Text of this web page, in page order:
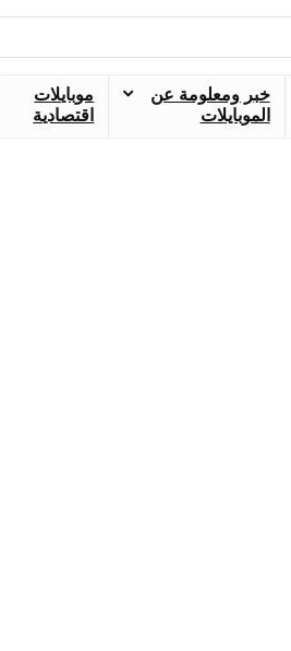
خبر ومعلومة عن
الموبايلات
موبايلات
اقتصادية